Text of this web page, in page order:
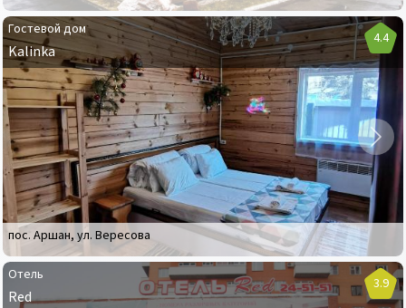
Гостевой дом
Kalinka
Гостевой
дом
Kalinka
пос. Аршан, ул. Вересова
4.4
Отель
Red
3.9